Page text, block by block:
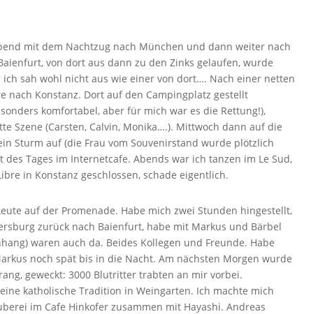
mit dem Nachtzug nach München und dann weiter nach
von dort aus dann zu den Zinks gelaufen, wurde
sah wohl nicht aus wie einer von dort…. Nach einer netten
Konstanz. Dort auf den Campingplatz gestellt
komfortabel, aber für mich war es die Rettung!),
Szene (Carsten, Calvin, Monika….). Mittwoch dann auf die
Sturm auf (die Frau vom Souvenirstand wurde plötzlich
Tages im Internetcafe. Abends war ich tanzen im Le Sud,
in Konstanz geschlossen, schade eigentlich.
auf der Promenade. Habe mich zwei Stunden hingestellt,
zurück nach Baienfurt, habe mit Markus und Bärbel
waren auch da. Beides Kollegen und Freunde. Habe
noch spät bis in die Nacht. Am nächsten Morgen wurde
geweckt: 3000 Blutritter trabten an mir vorbei.
katholische Tradition in Weingarten. Ich machte mich
im Cafe Hinkofer zusammen mit Hayashi. Andreas